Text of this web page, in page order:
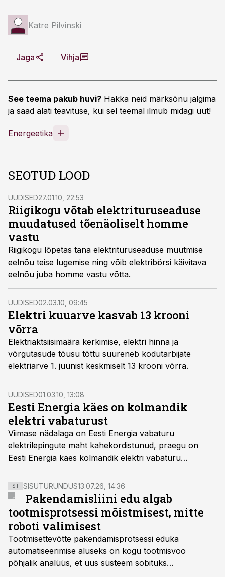
Katre Pilvinski
Jaga Vihja
See teema pakub huvi? Hakka neid märksõnu jälgima
ja saad alati teavituse, kui sel teemal ilmub midagi uut!
Energeetika
SEOTUD LOOD
UUDISED27.01.10, 22:53
Riigikogu võtab elektrituruseaduse
muudatused tõenäoliselt homme
vastu
Riigikogu lõpetas täna elektrituruseaduse muutmise
eelnõu teise lugemise ning võib elektribörsi käivitava
eelnõu juba homme vastu võtta.
UUDISED02.03.10, 09:45
Elektri kuuarve kasvab 13 krooni
võrra
Elektriaktsiisimäära kerkimise, elektri hinna ja
võrgutasude tõusu tõttu suureneb kodutarbijate
elektriarve 1. juunist keskmiselt 13 krooni võrra.
UUDISED01.03.10, 13:08
Eesti Energia käes on kolmandik
elektri vabaturust
Viimase nädalaga on Eesti Energia vabaturu
elektrilepingute maht kahekordistunud, praegu on
Eesti Energia käes kolmandik elektri vabaturu
kogumahust.
ST SISUTURUNDUS13.07.26, 14:36
Pakendamisliini edu algab
tootmisprotsessi mõistmisest, mitte
roboti valimisest
Tootmisettevõtte pakendamisprotsessi eduka
automatiseerimise aluseks on kogu tootmisvoo
põhjalik analüüs, et uus süsteem sobituks